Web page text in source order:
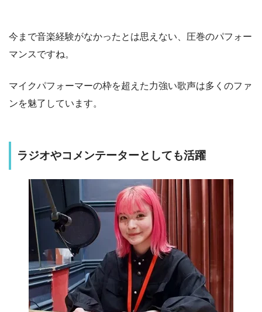
今まで音楽経験がなかったとは思えない、圧巻のパフォー
マンスですね。
マイクパフォーマーの枠を超えた力強い歌声は多くのファ
ンを魅了しています。
ラジオやコメンテーターとしても活躍